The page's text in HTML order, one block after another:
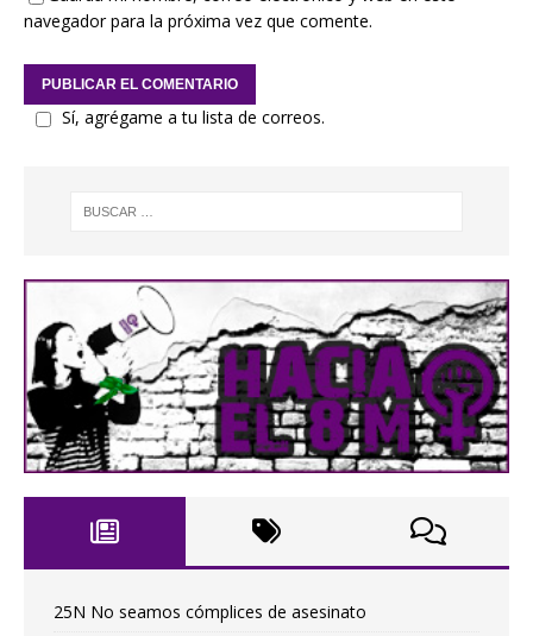
navegador para la próxima vez que comente.
Sí, agrégame a tu lista de correos.
25N No seamos cómplices de asesinato